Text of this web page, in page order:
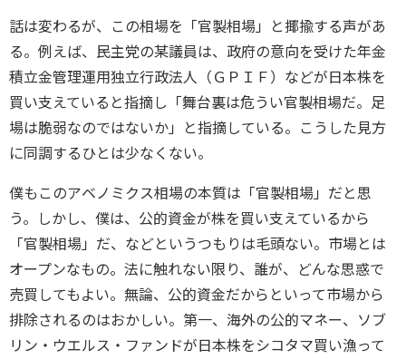
話は変わるが、この相場を「官製相場」と揶揄する声があ
る。例えば、民主党の某議員は、政府の意向を受けた年金
積立金管理運用独立行政法人（ＧＰＩＦ）などが日本株を
買い支えていると指摘し「舞台裏は危うい官製相場だ。足
場は脆弱なのではないか」と指摘している。こうした見方
に同調するひとは少なくない。
僕もこのアベノミクス相場の本質は「官製相場」だと思
う。しかし、僕は、公的資金が株を買い支えているから
「官製相場」だ、などというつもりは毛頭ない。市場とは
オープンなもの。法に触れない限り、誰が、どんな思惑で
売買してもよい。無論、公的資金だからといって市場から
排除されるのはおかしい。第一、海外の公的マネー、ソブ
リン・ウエルス・ファンドが日本株をシコタマ買い漁って